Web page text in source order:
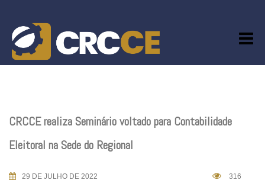
content
CRCCE realiza Seminário voltado para Contabilidade
Eleitoral na Sede do Regional
29 DE JULHO DE 2022 316